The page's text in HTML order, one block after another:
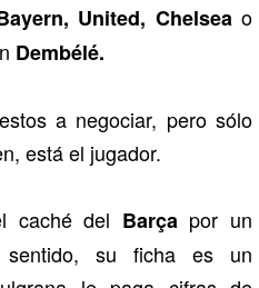
United, Chelsea o
Dembélé.
a negociar, pero sólo
está el jugador.
caché del Barça por un
su ficha es un